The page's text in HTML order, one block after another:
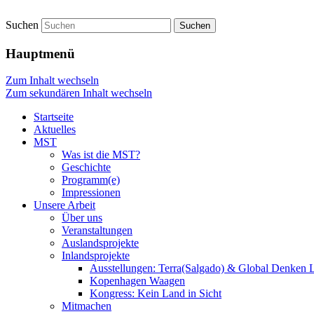
Startseite
Suchen
Hauptmenü
Zum Inhalt wechseln
Zum sekundären Inhalt wechseln
Startseite
Aktuelles
MST
Was ist die MST?
Geschichte
Programm(e)
Impressionen
Unsere Arbeit
Über uns
Veranstaltungen
Auslandsprojekte
Inlandsprojekte
Ausstellungen: Terra(Salgado) & Global Denken
Kopenhagen Waagen
Kongress: Kein Land in Sicht
Mitmachen